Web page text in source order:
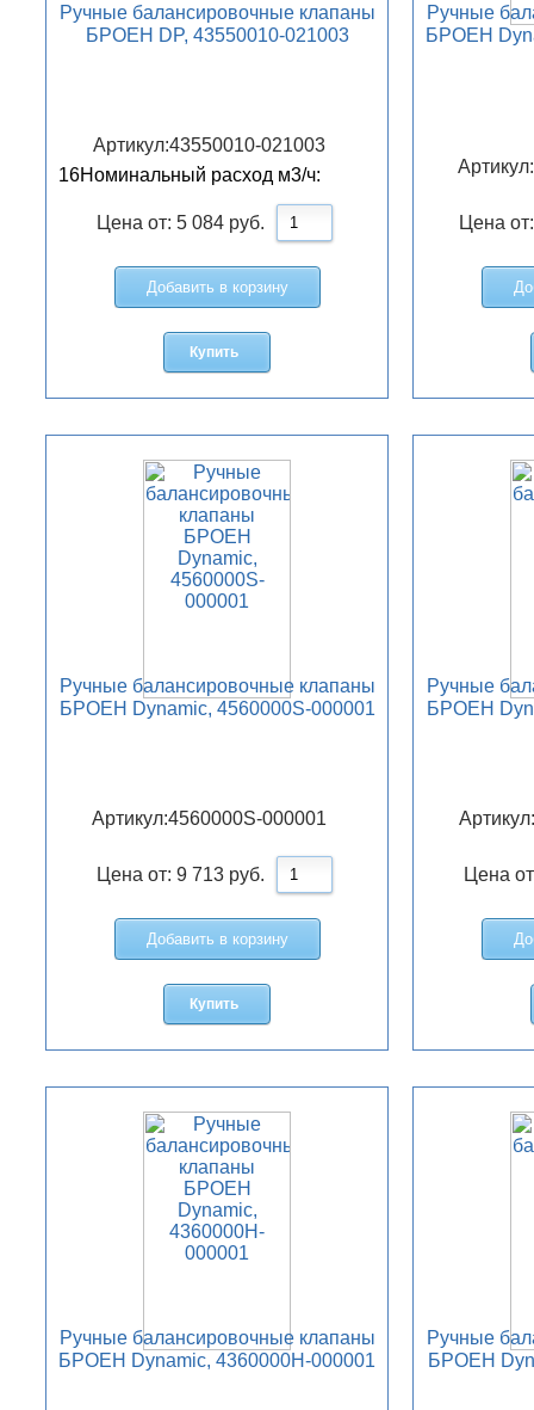
Ручные балансировочные клапаны
БРОЕН DP, 43550010-021003
Артикул:43550010-021003
Номинальный расход м3/ч:
16
Цена от:5 084 руб.
Добавить в корзину
Купить
Ручные
БРОЕН
Артикул:
Цена
Ручные балансировочные клапаны
БРОЕН Dynamic, 4560000S-000001
Артикул:4560000S-000001
Цена от:9 713 руб.
Добавить в корзину
Купить
Ручные
БРОЕН
Артикул:
Цена
Ручные балансировочные клапаны
БРОЕН Dynamic, 4360000H-000001
Ручные
БРОЕН